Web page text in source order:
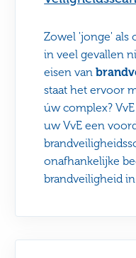
Zowel 'jonge' als
in veel gevallen
eisen van
staat het ervoor
úw complex?
uw VvE een
onafhankelijke
brandveiligheid